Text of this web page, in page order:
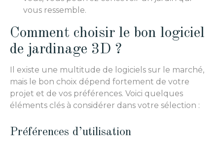
vous ressemble.
Comment choisir le bon logiciel
de jardinage 3D ?
Il existe une multitude de logiciels sur le marché,
mais le bon choix dépend fortement de votre
projet et de vos préférences. Voici quelques
éléments clés à considérer dans votre sélection :
Préférences d’utilisation